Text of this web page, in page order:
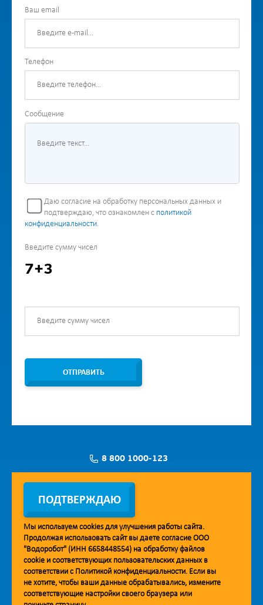
Ваш email
Телефон
Сообщение
Даю согласие на обработку персональных данных и
подтверждаю, что ознакомлен с политикой
конфиденциальности.
Введите сумму чисел
7+3
ОТПРАВИТЬ
8 800 1000-123
Заявка на установку
Мобильное приложение Vodorobot
ПОДТВЕРЖДАЮ
Мы используем cookiesдля улучшения работы сайта.
Продолжая использовать сайт вы даете согласие ООО
"Водоробот" (ИНН 6658448554) на обработку файлов
cookie и соответствующих пользовательских данных в
соответствии с Политикой конфиденциальности. Если вы
не хотите, чтобы ваши данные обрабатывались, измените
соответствующие настройки своего браузера или